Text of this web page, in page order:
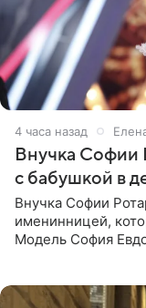
4 часа назад
Внучка Софии
с бабушкой в
Внучка Софии
именинницей,
Модель София